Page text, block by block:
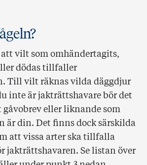
vilt som omhändertagits,
dödas tillfaller
Till vilt räknas vilda däggdjur
inte är jakträttshavare bör det
eller liknande som
är din. Det finns dock särskilda
att vissa arter ska tillfalla
jakträttshavaren. Se listan över